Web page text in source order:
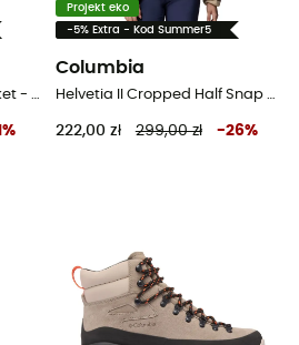
Pouring Adventure III Jacket - Kurtka z membraną meska
%
Projekt eko
-5% Extra - Kod Summer5
Columbia
Helvetia II Cropped Half Snap Fleece - Bluza polarowa damska
222,00 zł 299,00 zł -26%